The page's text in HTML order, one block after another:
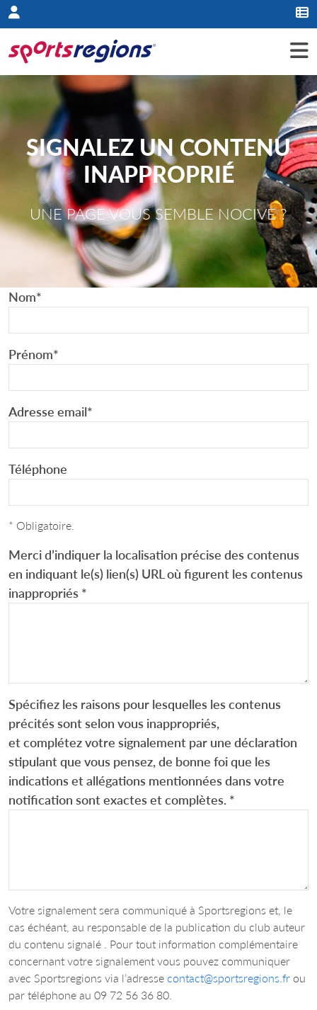
Panneau de gestion des cookies
SIGNALEZ UN CONTENU
INAPPROPRIÉ
UNE PAGE VOUS SEMBLE NOCIVE ?
Nom*
Prénom*
Adresse email*
Téléphone
* Obligatoire.
Merci d’indiquer la localisation précise des contenus
en indiquant le(s) lien(s) URL où figurent les contenus
inappropriés *
Spécifiez les raisons pour lesquelles les contenus
précités sont selon vous inappropriés,
et complétez votre signalement par une déclaration
stipulant que vous pensez, de bonne foi que les
indications et allégations mentionnées dans votre
notification sont exactes et complètes. *
Votre signalement sera communiqué à Sportsregions et, le
cas échéant, au responsable de la publication du club auteur
du contenu signalé . Pour tout information complémentaire
concernant votre signalement vous pouvez communiquer
avec Sportsregions via l’adresse contact@sportsregions.fr ou
par téléphone au 09 72 56 36 80.